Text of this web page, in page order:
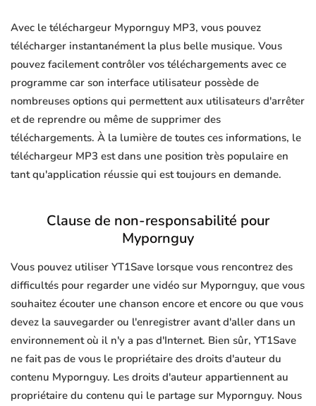
Avec le téléchargeur Mypornguy MP3, vous pouvez
télécharger instantanément la plus belle musique. Vous
pouvez facilement contrôler vos téléchargements avec ce
programme car son interface utilisateur possède de
nombreuses options qui permettent aux utilisateurs d'arrêter
et de reprendre ou même de supprimer des
téléchargements. À la lumière de toutes ces informations, le
téléchargeur MP3 est dans une position très populaire en
tant qu'application réussie qui est toujours en demande.
Clause de non-responsabilité pour
Mypornguy
Vous pouvez utiliser YT1Save lorsque vous rencontrez des
difficultés pour regarder une vidéo sur Mypornguy, que vous
souhaitez écouter une chanson encore et encore ou que vous
devez la sauvegarder ou l'enregistrer avant d'aller dans un
environnement où il n'y a pas d'Internet. Bien sûr, YT1Save
ne fait pas de vous le propriétaire des droits d'auteur du
contenu Mypornguy. Les droits d'auteur appartiennent au
propriétaire du contenu qui le partage sur Mypornguy. Nous